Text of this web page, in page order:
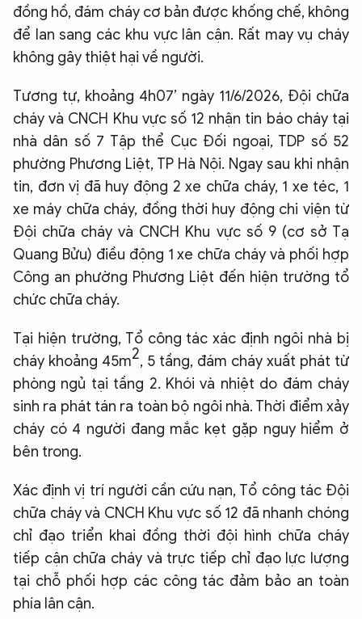
đồng hồ, đám cháy cơ bản được khống chế, không
để lan sang các khu vực lân cận. Rất may vụ cháy
không gây thiệt hại về người.
Tương tự, khoảng 4h07’ ngày 11/6/2026, Đội chữa
cháy và CNCH Khu vực số 12 nhận tin báo cháy tại
nhà dân số 7 Tập thể Cục Đối ngoại, TDP số 52
phường Phương Liệt, TP Hà Nội. Ngay sau khi nhận
tin, đơn vị đã huy động 2 xe chữa cháy, 1 xe téc, 1
xe máy chữa cháy, đồng thời huy động chi viện từ
Đội chữa cháy và CNCH Khu vực số 9 (cơ sở Tạ
Quang Bửu) điều động 1 xe chữa cháy và phối hợp
Công an phường Phương Liệt đến hiện trường tổ
chức chữa cháy.
Tại hiện trường, Tổ công tác xác định ngôi nhà bị
cháy khoảng 45m2, 5 tầng, đám cháy xuất phát từ
phòng ngủ tại tầng 2. Khói và nhiệt do đám cháy
sinh ra phát tán ra toàn bộ ngôi nhà. Thời điểm xảy
cháy có 4 người đang mắc kẹt gặp nguy hiểm ở
bên trong.
Xác định vị trí người cần cứu nạn, Tổ công tác Đội
chữa cháy và CNCH Khu vực số 12 đã nhanh chóng
chỉ đạo triển khai đồng thời đội hình chữa cháy
tiếp cận chữa cháy và trực tiếp chỉ đạo lực lượng
tại chỗ phối hợp các công tác đảm bảo an toàn
phía lân cận.